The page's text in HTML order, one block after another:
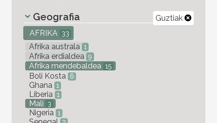
Guztiak
Geografia
AFRIKA 33
Afrika australa 1
Afrika erdialdea 9
Afrika mendebaldea 15
Boli Kosta 6
Ghana 1
Liberia 1
Mali 3
Nigeria 1